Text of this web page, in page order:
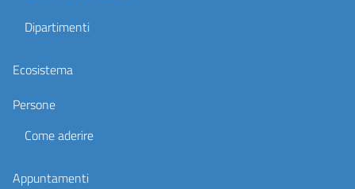
Dipartimenti
Ecosistema
Persone
Come aderire
Appuntamenti